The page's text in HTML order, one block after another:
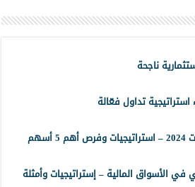
ناجحة
تداول فعّالة
في الأسواق المالية – إستراتيجيات وأمثلة